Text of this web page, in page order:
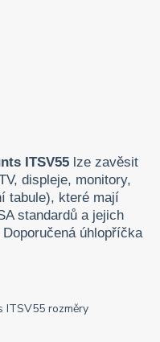
ITSV55 lze zavěsit
displeje, monitory,
tabule), které mají
standardů a jejich
úhlopříčka